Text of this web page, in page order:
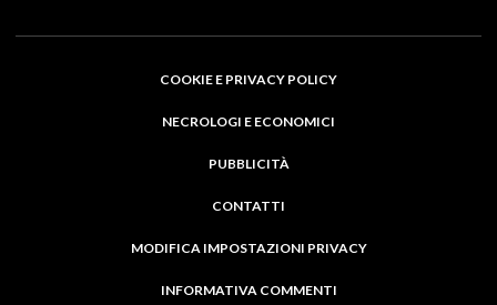
COOKIE E PRIVACY POLICY
NECROLOGI E ECONOMICI
PUBBLICITÀ
CONTATTI
MODIFICA IMPOSTAZIONI PRIVACY
INFORMATIVA COMMENTI